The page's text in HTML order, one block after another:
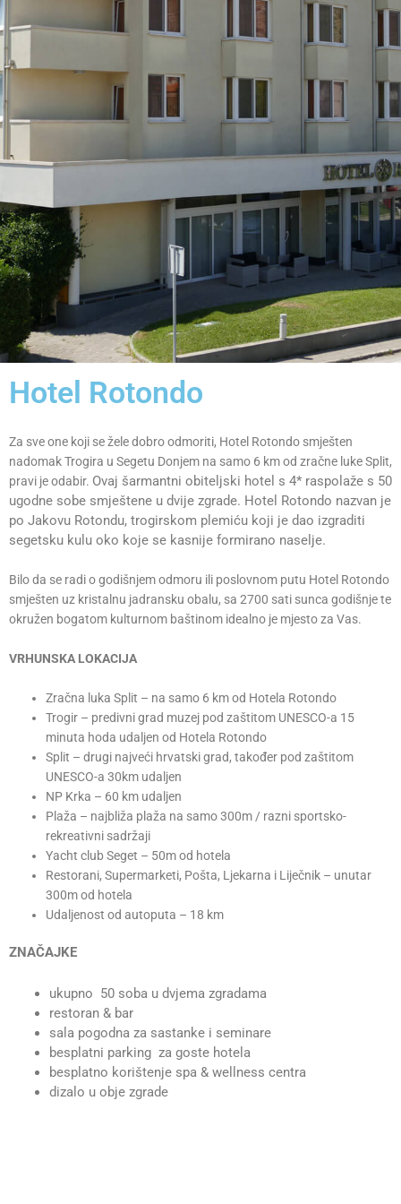
O
HOTEL
U
Hotel Rotondo
Za sve one koji se žele dobro odmoriti, Hotel Rotondo smješten
nadomak Trogira u Segetu Donjem na samo 6 km od zračne luke Split,
pravi je odabir. Ovaj šarmantni obiteljski hotel s 4* raspolaže s 50
ugodne sobe smještene u dvije zgrade. Hotel Rotondo nazvan je
po Jakovu Rotondu, trogirskom plemiću koji je dao izgraditi
segetsku kulu oko koje se kasnije formirano naselje.
Bilo da se radi o godišnjem odmoru ili poslovnom putu Hotel Rotondo
smješten uz kristalnu jadransku obalu, sa 2700 sati sunca godišnje te
okružen bogatom kulturnom baštinom idealno je mjesto za Vas.
VRHUNSKA LOKACIJA
Zračna luka Split – na samo 6 km od Hotela Rotondo
Trogir – predivni grad muzej pod zaštitom UNESCO-a 15
minuta hoda udaljen od Hotela Rotondo
Split – drugi najveći hrvatski grad, također pod zaštitom
UNESCO-a 30km udaljen
NP Krka – 60 km udaljen
Plaža – najbliža plaža na samo 300m / razni sportsko-
rekreativni sadržaji
Yacht club Seget – 50m od hotela
Restorani, Supermarketi, Pošta, Ljekarna i Liječnik – unutar
300m od hotela
Udaljenost od autoputa – 18 km
ZNAČAJKE
ukupno 50 soba u dvjema zgradama
restoran & bar
sala pogodna za sastanke i seminare
besplatni parking za goste hotela
besplatno korištenje spa & wellness centra
dizalo u obje zgrade